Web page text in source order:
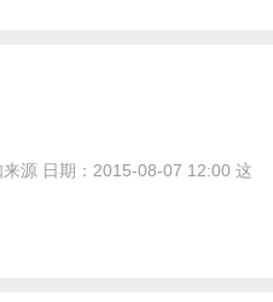
源 日期：2015-08-07 12:00 这